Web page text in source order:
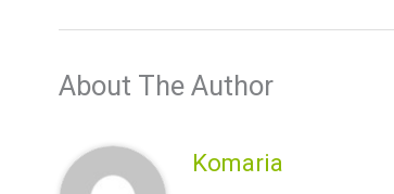
About The Author
Komaria